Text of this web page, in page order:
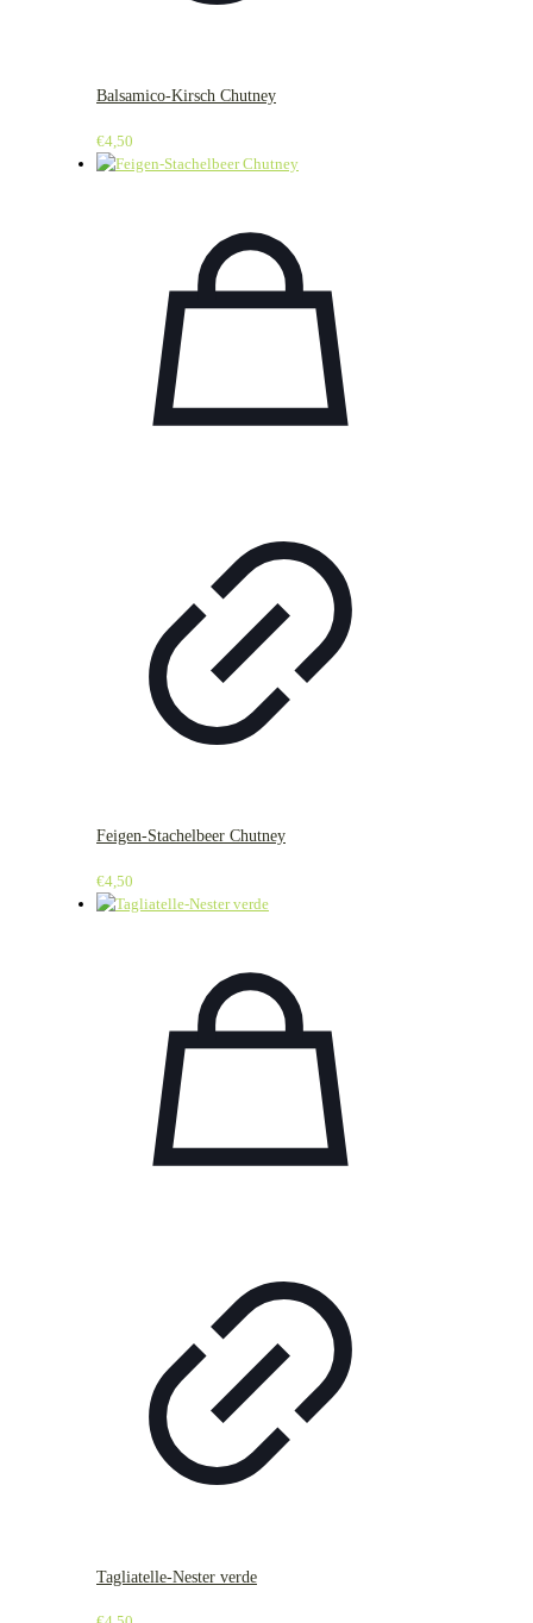
Balsamico-Kirsch Chutney
€4,50
Feigen-Stachelbeer Chutney
€4,50
Tagliatelle-Nester verde